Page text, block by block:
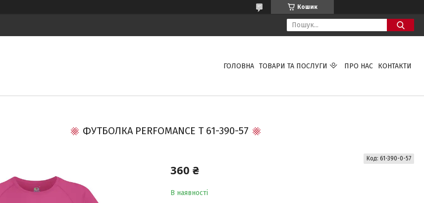
Кошик
ГОЛОВНА ТОВАРИ ТА ПОСЛУГИ ПРО НАС КОНТАКТИ
ФУТБОЛКА PERFOMANCE T 61-390-57
360 ₴
В наявності
Код: 61-390-0-57